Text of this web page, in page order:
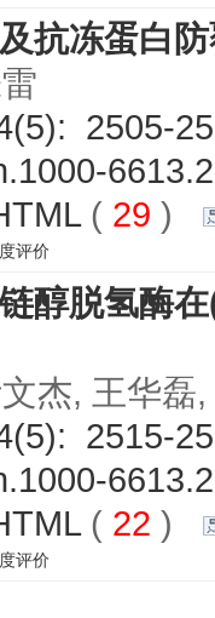
抗冻蛋白
2505-
( 29 )
评价
醇脱氢酶
杰, 王华磊
2515-
( 22 )
评价